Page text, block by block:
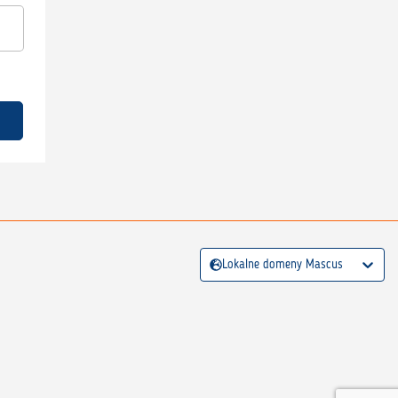
Lokalne domeny Mascus